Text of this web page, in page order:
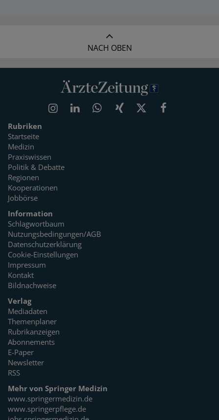
NACH OBEN
Rubriken
Startseite
Medizin
Praxiswissen
Politik & Debatte
Regionen
Kooperationen
Jobbörse
Information
Schlagwortbaum
Nutzungsbedingungen/AGB
Datenschutzerklärung
Cookie-Einstellungen
Impressum
Kontakt
Bildnachweise
Verlag
Mediadaten
Themenplaner
Rubrikanzeigen
Abonnements
E-Paper
Newsletter
RSS
Mehr von Springer Medizin
www.springermedizin.de
www.springerpflege.de